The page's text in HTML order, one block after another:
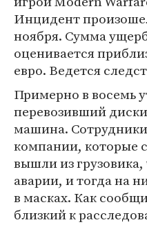
Инцидент
ноября. Сумма
оценивается
евро. Ведется
Примерно в восемь
перевозивший
машина.
компании, которые
вышли из
аварии, и тогда на
в масках. Как
близкий к